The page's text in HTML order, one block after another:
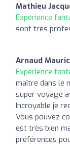
Mathieu
Expérience
sont très
Arnaud
Expérience
maître dans le
super voyage
Incroyable je
Vous pouvez
est très bien
préférences